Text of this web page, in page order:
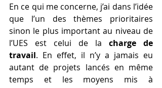
En ce qui me concerne, j’ai dans l’idée
que l’un des thèmes prioritaires
sinon le plus important au niveau de
l’UES est celui de la charge de
travail. En effet, il n’y a jamais eu
autant de projets lancés en même
temps et les moyens mis à